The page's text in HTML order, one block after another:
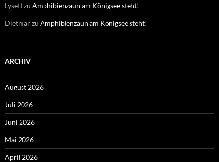
Lysettzu Amphibienzaun am Königsee steht!
Dietmarzu Amphibienzaun am Königsee steht!
ARCHIV
August 2026
Juli 2026
Juni 2026
Mai 2026
April 2026